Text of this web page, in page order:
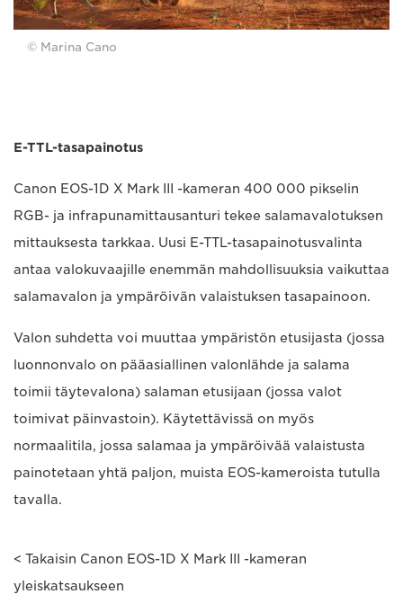
© Marina Cano
E-TTL-tasapainotus
Canon EOS-1D X Mark III -kameran 400 000 pikselin
RGB- ja infrapunamittausanturi tekee salamavalotuksen
mittauksesta tarkkaa. Uusi E-TTL-tasapainotusvalinta
antaa valokuvaajille enemmän mahdollisuuksia vaikuttaa
salamavalon ja ympäröivän valaistuksen tasapainoon.
Valon suhdetta voi muuttaa ympäristön etusijasta (jossa
luonnonvalo on pääasiallinen valonlähde ja salama
toimii täytevalona) salaman etusijaan (jossa valot
toimivat päinvastoin). Käytettävissä on myös
normaalitila, jossa salamaa ja ympäröivää valaistusta
painotetaan yhtä paljon, muista EOS-kameroista tutulla
tavalla.
< Takaisin Canon EOS-1D X Mark III -kameran
yleiskatsaukseen